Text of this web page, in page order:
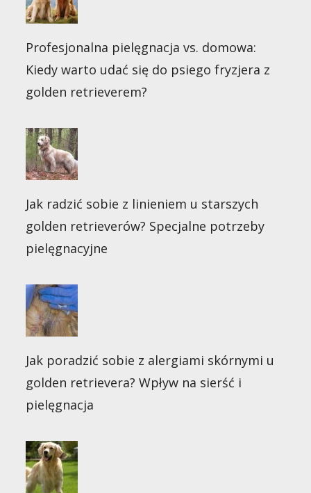
Profesjonalna pielęgnacja vs. domowa:
Kiedy warto udać się do psiego fryzjera z
golden retrieverem?
Jak radzić sobie z linieniem u starszych
golden retrieverów? Specjalne potrzeby
pielęgnacyjne
Jak poradzić sobie z alergiami skórnymi u
golden retrievera? Wpływ na sierść i
pielęgnacja